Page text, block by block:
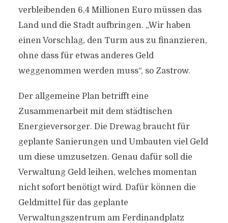
verbleibenden 6,4 Millionen Euro müssen das
Land und die Stadt aufbringen. „Wir haben
einen Vorschlag, den Turm aus zu finanzieren,
ohne dass für etwas anderes Geld
weggenommen werden muss“, so Zastrow.
Der allgemeine Plan betrifft eine
Zusammenarbeit mit dem städtischen
Energieversorger. Die Drewag braucht für
geplante Sanierungen und Umbauten viel Geld
um diese umzusetzen. Genau dafür soll die
Verwaltung Geld leihen, welches momentan
nicht sofort benötigt wird. Dafür können die
Geldmittel für das geplante
Verwaltungszentrum am Ferdinandplatz